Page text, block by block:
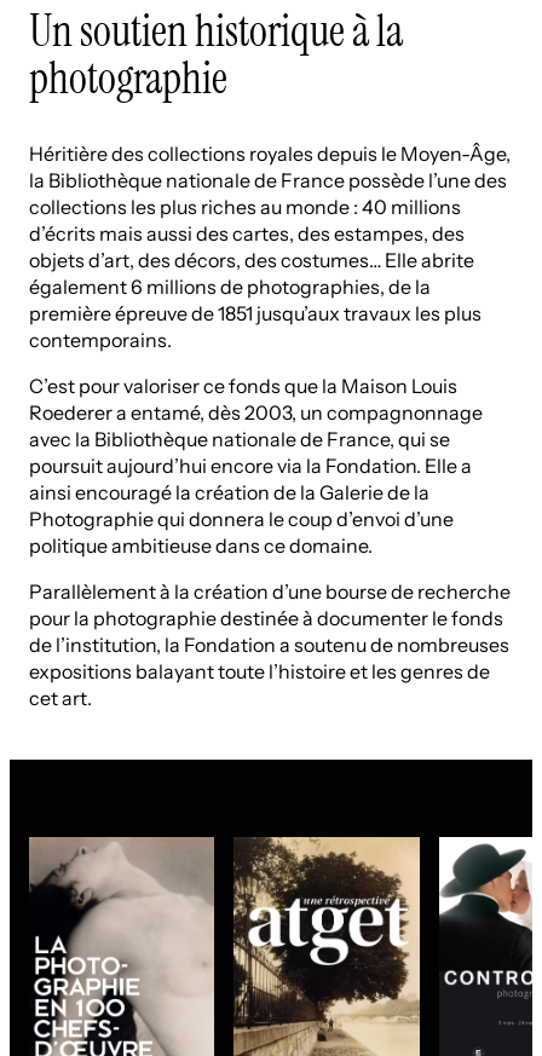
Un soutien historique à la
photographie
Héritière des collections royales depuis le Moyen-Âge,
la Bibliothèque nationale de France possède l’une des
collections les plus riches au monde : 40 millions
d’écrits mais aussi des cartes, des estampes, des
objets d’art, des décors, des costumes… Elle abrite
également 6 millions de photographies, de la
première épreuve de 1851 jusqu’aux travaux les plus
contemporains.
C’est pour valoriser ce fonds que la Maison Louis
Roederer a entamé, dès 2003, un compagnonnage
avec la Bibliothèque nationale de France, qui se
poursuit aujourd’hui encore via la Fondation. Elle a
ainsi encouragé la création de la Galerie de la
Photographie qui donnera le coup d’envoi d’une
politique ambitieuse dans ce domaine.
Parallèlement à la création d’une bourse de recherche
pour la photographie destinée à documenter le fonds
de l’institution, la Fondation a soutenu de nombreuses
expositions balayant toute l’histoire et les genres de
cet art.